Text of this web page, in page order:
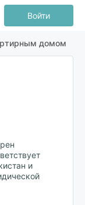
Войти
домом
и